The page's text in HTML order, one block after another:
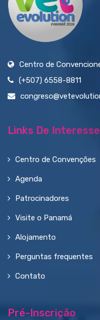
Centro de
(+507) 6558-8811
Links De Interesse
Centro de Convenções
Agenda
Patrocinadores
Visite o Panamá
Alojamento
Perguntas frequentes
Contato
Pré-Inscrição